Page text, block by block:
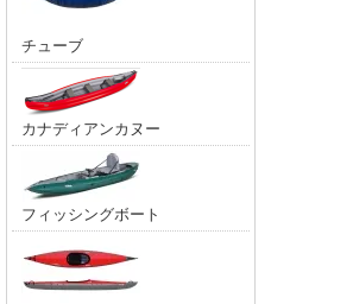
チューブ
カナディアンカヌー
フィッシングボート